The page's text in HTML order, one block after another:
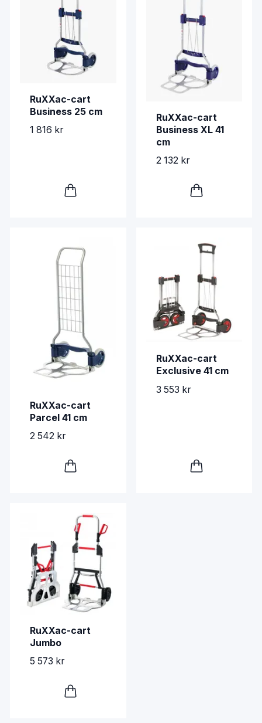
RuXXac-cart
Business 25 cm
1 816 kr
RuXXac-cart
Business XL 41
cm
2 132 kr
RuXXac-cart
Parcel 41 cm
2 542 kr
RuXXac-cart
Exclusive 41 cm
3 553 kr
RuXXac-cart
Jumbo
5 573 kr